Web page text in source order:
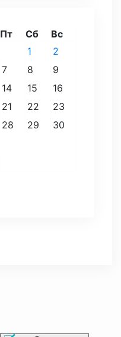
Пт Сб Вс
1
2
7 8
9
14 15
16
21 22
23
28 29
30